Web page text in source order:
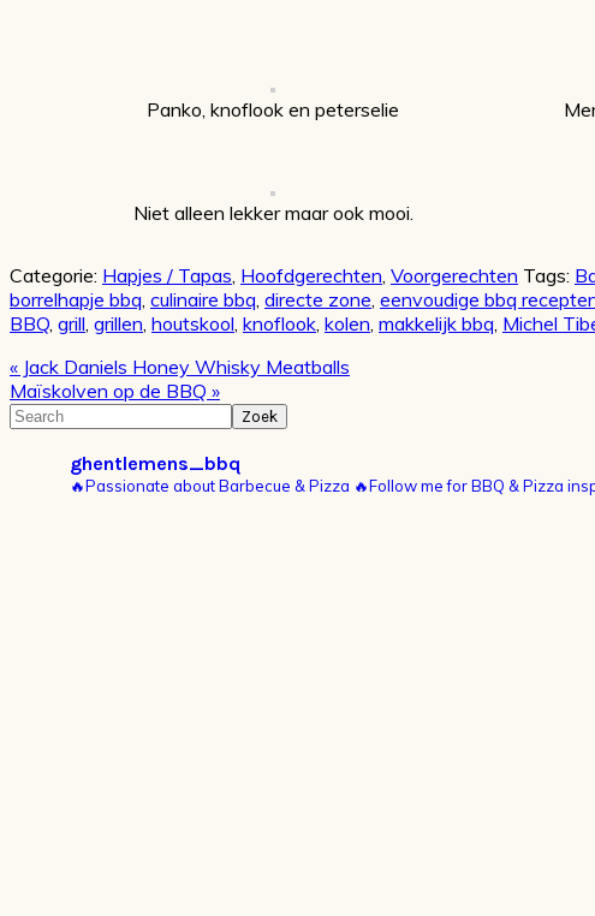
Panko, knoflook en peterselie
Niet alleen lekker maar ook mooi.
Categorie: Hapjes / Tapas Hoofdgerechten Voorgerechten Tags:
borrelhapje bbq culinaire bbq directe zone eenvoudige bbq
BBQ grill grillen houtskool knoflook kolen makkelijk bbq Michel
Vorig
bericht:
« Jack Daniels Honey Whisky Meatballs
Volgend
bericht:
Maïskolven op de BBQ »
Primaire
Sidebar
Search
ghentlemens_bbq
🔥Passionate about Barbecue & Pizza 🔥Follow me for BBQ & Pizza